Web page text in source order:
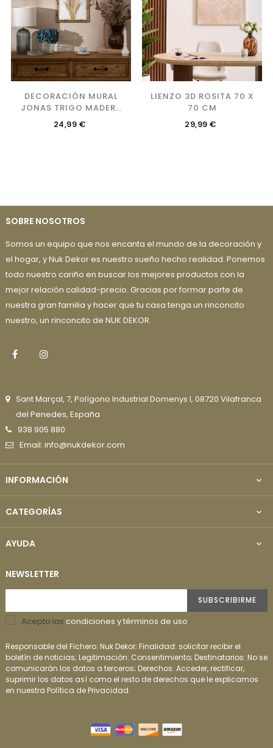
DECORACIÓN MURAL
JONAS TRIGO MADERA
46X30CM
Precio
24,99 €
LIENZO 3D ROSITA 70 X
70 CM
Precio
29,99 €
SOBRE NOSOTROS
Somos un equipo que nos encanta el mundo de la decoración y
el hogar, y Nuk Dekor es nuestro sueño hecho realidad. Ponemos
todo nuestro cariño en buscar los mejores productos con la
mejor relación calidad-precio. Gracias por formar parte de
nuestra gran familia y hacer que tu casa tenga un rinconcito
nuestro, un rinconcito de NUK DEKOR.
Facebook
Sant Marçal, 7, Polígono Industrial Domenys I, 08720 Vilafranca
del Penedes, España
938 905 880
Email: info@nukdekor.com
INFORMACIÓN 
CATEGORÍAS 
AYUDA 
NEWSLETTER
SUBSCRIBIRME
Acepto las condiciones y términos de uso.
Responsable del Fichero: Nuk Dekor; Finalidad: solicitar recibir el
boletín de noticias; Legitimación: Consentimiento; Destinatarios: No se
comunicarán los datos a terceros; Derechos: Acceder, rectificar,
suprimir los datos así como el resto de derechos que le explicamos
en nuestra Política de Privacidad.